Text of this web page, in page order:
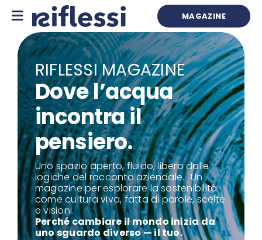
content
MAGAZINE
RIFLESSI MAGAZINE
Dove l’acqua
incontra il
pensiero.
Uno spazio aperto, fluido, libero dalle
logiche del racconto aziendale. Un
magazine per esplorare la sostenibilità
come cultura viva, fatta di parole, scelte
e visioni.
Perché cambiare il mondo inizia da
uno sguardo diverso — il tuo.